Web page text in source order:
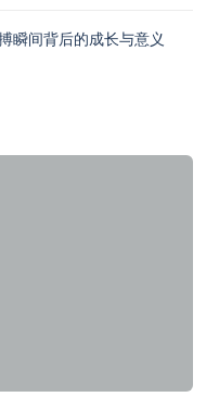
瞬间背后的成长与意义